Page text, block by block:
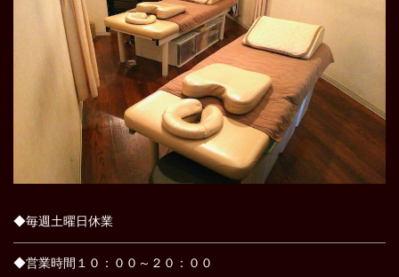
◆毎週土曜日休業
◆営業時間１０：００～２０：００